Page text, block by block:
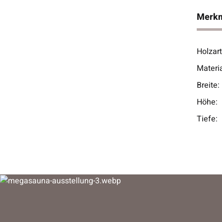
Wert
Breite:
Höhe:
Tiefe: